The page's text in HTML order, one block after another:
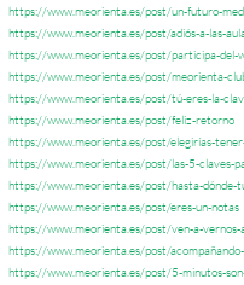
https://www.meorienta.es/post/un-futuro-
https://www.meorienta.es/post/adiós-a-las-
https://www.meorienta.es/post/participa-del-
https://www.meorienta.es/post/meorienta-
https://www.meorienta.es/post/tú-eres-la-
https://www.meorienta.es/post/feliz-retorno
https://www.meorienta.es/post/elegirías-
https://www.meorienta.es/post/las-5-claves-
https://www.meorienta.es/post/hasta-dónde-
https://www.meorienta.es/post/eres-un-notas
https://www.meorienta.es/post/ven-a-vernos-
https://www.meorienta.es/post/
https://www.meorienta.es/post/5-minutos-